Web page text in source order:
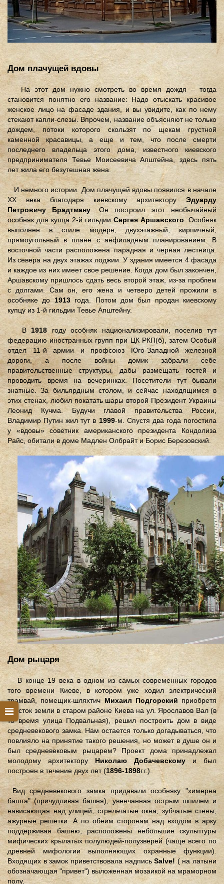
Дом плачущей вдовы
На этот дом нужно смотреть во время дождя – тогда
становится понятно его название: Надо отыскать красивое
женское лицо на фасаде здания, и вы увидите, как по нему
стекают капли-слезы. Впрочем, название объясняют не только
дождем, потоки которого скользят по щекам грустной
каменной красавицы, а еще и тем, что после смерти
последнего владельца этого дома, известного киевского
предпринимателя Тевье Моисеевича Апштейна, здесь пять
лет жила его безутешная жена.
И немного истории. Дом плачущей вдовы появился в начале
ХХ века благодаря киевскому архитекторуЭдуарду
Петровичу Брадтману . Он построил этот необычайный
особняк для купца 2-й гильдии Сергея Аршавского . Особняк
выполнен в стиле модерн, двухэтажный, кирпичный,
прямоугольный в плане с анфиладным планированием. В
восточной части расположена парадная и черная лестница.
Из севера на двух этажах лоджии. У здания имеется 4 фасада
и каждое из них имеет свое решение. Когда дом был закончен,
Аршавскому пришлось сдать весь второй этаж, из-за проблем
с долгами. Сам он, его жена и четверо детей прожили в
особняке до1913года. Потом дом был продан киевскому
купцу из 1-й гильдии Тевье Апштейну.
В1918 году особняк национализировали, поселив тут
федерацию иностранных групп при ЦК РКП(б), затем Особый
отдел 11-й армии и профсоюз Юго-Западной железной
дороги, а после войны домик забрали себе
правительственные структуры, дабы размещать гостей и
проводить время на вечеринках. Посетители тут бывали
знатные. За бильярдным столом, и сейчас находящимся в
этих стенах, любил покатать шары второй Президент Украины
Леонид Кучма. Будучи главой правительства России,
Владимир Путин жил тут в 1999-м. Спустя два года погостила
у «вдовы» советник американского президента Кондолиза
Райс, обитали в доме Мадлен Олбрайт и Борис Березовский.
Дом рыцаря
В конце 19 века в одном из самых современных городов
того времени Киеве, в котором уже ходил электрический
трамвай, помещик-шляхтич Михаил Подгорский приобретя
участок земли в старом районе Киева на ул. Ярославов Вал (в
то время улица Подвальная), решил построить дом в виде
средневекового замка. Нам остается только догадываться, что
повлияло на принятие такого решения, но может в душе он и
был средневековым рыцарем? Проект дома принадлежал
молодому архитектору Николаю Добачевскомуи был
построен в течение двух лет (1896-1898г.г.).
Вид средневекового замка придавали особняку "химерна
башта" (причудливая башня), увенчанная острым шпилем и
нависающая над улицей, стрельчатые окна, зубчатые стены,
ажурные решетки. А по обеим сторонам над входом в арку
поддерживая башню, расположены небольшие скульптуры
мифических крылатых полулюдей-полузверей (чаще всего по
древней мифологии выполняющих охранные функции).
Входящих в замок приветствовала надписьSalve!( на латыни
обозначающая "привет") выложенная мозаикой на мраморном
полу.